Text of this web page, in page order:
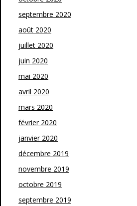
septembre 2020
août 2020
juillet 2020
juin 2020
mai 2020
avril 2020
mars 2020
février 2020
janvier 2020
décembre 2019
novembre 2019
octobre 2019
septembre 2019